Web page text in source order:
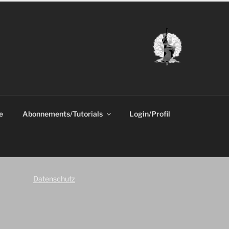
Abonnements/Tutorials Login/Profil
Datenschutz